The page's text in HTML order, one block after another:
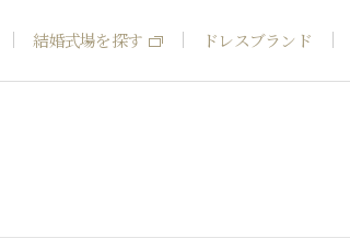
結婚式場を探す ドレスブランド